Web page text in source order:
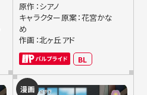
原作：シアノ
キャラクター原案：花宮かな
め
作画：北ヶ丘アド
BL
漫画